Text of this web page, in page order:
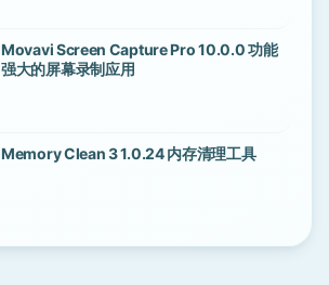
Movavi Screen Capture Pro 10.0.0 功能
强大的屏幕录制应用
Memory Clean 3 1.0.24 内存清理工具